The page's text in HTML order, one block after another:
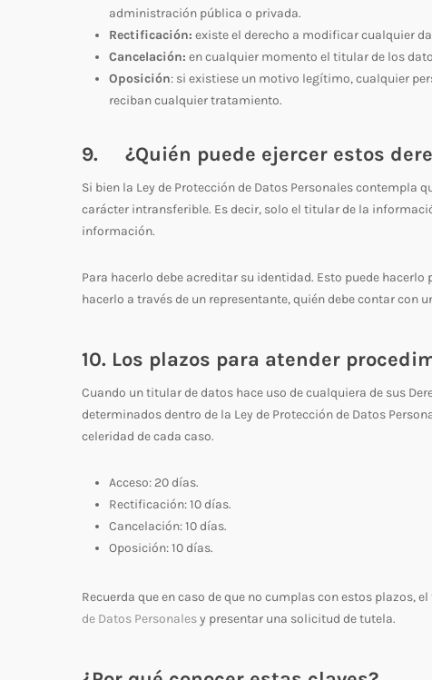
administración pública o privada.
Rectificación: existe el derecho a modificar cualquier
Cancelación: en cualquier momento el titular de los
Oposición: si existiese un motivo legítimo, cualquier
reciban cualquier tratamiento.
9. ¿Quién puede ejercer estos
Si bien la Ley de Protección de Datos Personales contempla
carácter intransferible. Es decir, solo el titular de la
información.
Para hacerlo debe acreditar su identidad. Esto puede
hacerlo a través de un representante, quién debe contar con
10. Los plazos para atender
Cuando un titular de datos hace uso de cualquiera de sus
determinados dentro de la Ley de Protección de Datos
celeridad de cada caso.
Acceso: 20 días.
Rectificación: 10 días.
Cancelación: 10 días.
Oposición: 10 días.
Recuerda que en caso de que no cumplas con estos plazos,
de Datos Personalesy presentar una solicitud de tutela.